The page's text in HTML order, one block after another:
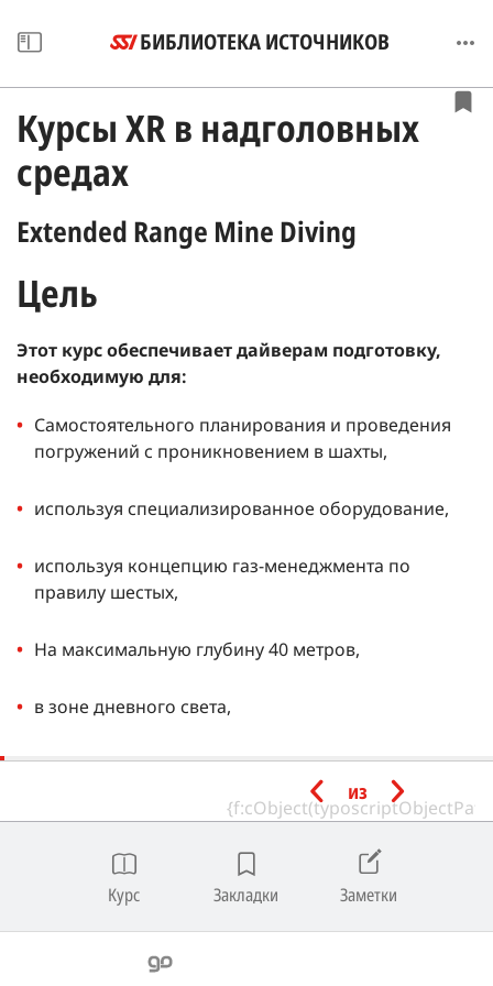
БИБЛИОТЕКА ИСТОЧНИКОВ
Курсы XR в надголовных
средах
Extended Range Mine Diving
Цель
Этот курс обеспечивает дайверам подготовку,
необходимую для:
Самостоятельного планирования и проведения
погружений с проникновением в шахты,
используя специализированное оборудование,
используя концепцию газ-менеджмента по
правилу шестых,
На максимальную глубину 40 метров,
в зоне дневного света,
с навигацией по одной линии ходовика,
С равным по уровню или более
квалифицированным напарником.
Минимальный рейтинг
инструктора
из
Курс Закладки Заметки